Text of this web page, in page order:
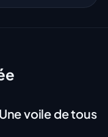
voile de tous